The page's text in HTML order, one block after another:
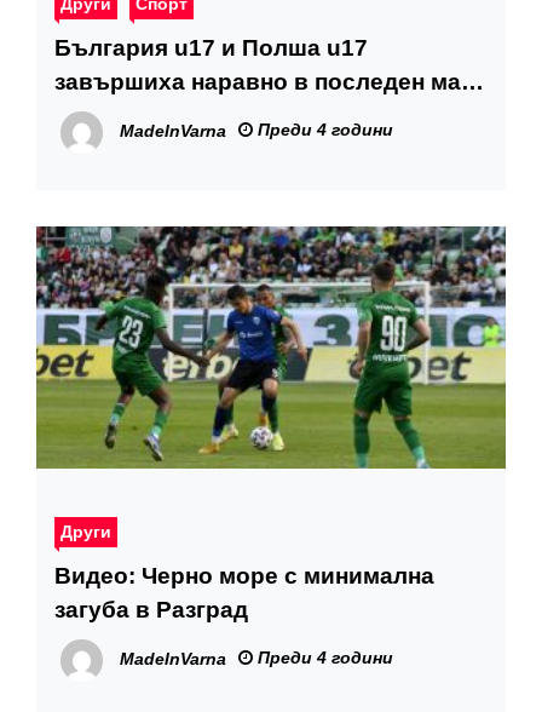
България u17 и Полша u17
завършиха наравно в последен мач
от Евро 2022
MadeInVarna Преди 4 години
Други
Видео: Черно море с минимална
загуба в Разград
MadeInVarna Преди 4 години